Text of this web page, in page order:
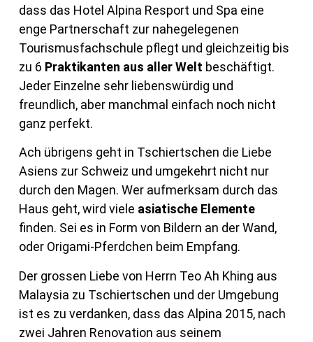
dass das Hotel Alpina Resport und Spa eine
enge Partnerschaft zur nahegelegenen
Tourismusfachschule pflegt und gleichzeitig bis
zu 6 Praktikanten aus aller Welt beschäftigt.
Jeder Einzelne sehr liebenswürdig und
freundlich, aber manchmal einfach noch nicht
ganz perfekt.
Ach übrigens geht in Tschiertschen die Liebe
Asiens zur Schweiz und umgekehrt nicht nur
durch den Magen. Wer aufmerksam durch das
Haus geht, wird viele asiatische Elemente
finden. Sei es in Form von Bildern an der Wand,
oder Origami-Pferdchen beim Empfang.
Der grossen Liebe von Herrn Teo Ah Khing aus
Malaysia zu Tschiertschen und der Umgebung
ist es zu verdanken, dass das Alpina 2015, nach
zwei Jahren Renovation aus seinem